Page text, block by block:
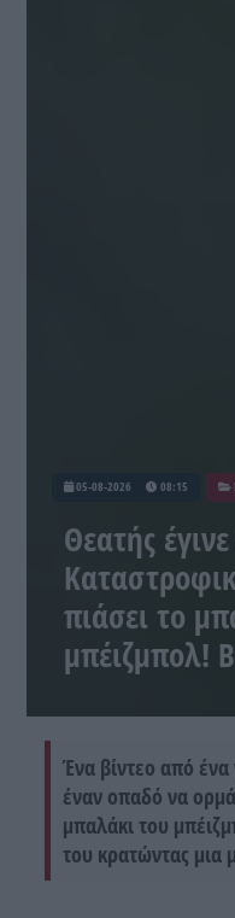
05-08-2026 08:15
Θεατής
πιάσει το
μπέιζμπολ!
Ένα βίντεο από
έναν οπαδό να
μπαλάκι του
του κρατώντας μια